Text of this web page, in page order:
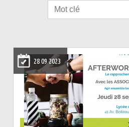
28 09 2023